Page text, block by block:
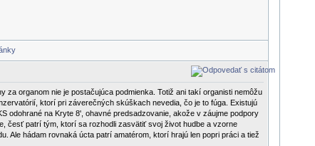
za organom nie je postačujúca podmienka. Totiž ani takí organisti nemôžu
ktorí pri záverečných skúškach nevedia, čo je to fúga. Existujú
odohrané na Kryte 8', ohavné predsadzovanie, akože v záujme podpory
česť patrí tým, ktorí sa rozhodli zasvätiť svoj život hudbe a vzorne
Ale hádam rovnaká úcta patrí amatérom, ktorí hrajú len popri práci a tiež